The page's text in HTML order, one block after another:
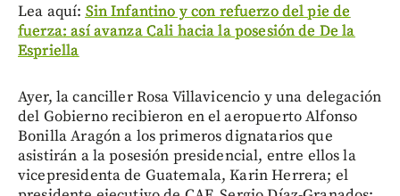
Lea aquí: Sin Infantino y con refuerzo del pie de
fuerza: así avanza Cali hacia la posesión de De la
Espriella
Ayer, la canciller Rosa Villavicencio y una delegación
del Gobierno recibieron en el aeropuerto Alfonso
Bonilla Aragón a los primeros dignatarios que
asistirán a la posesión presidencial, entre ellos la
vicepresidenta de Guatemala, Karin Herrera; el